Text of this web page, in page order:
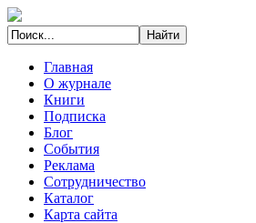
Главная
О журнале
Книги
Подписка
Блог
События
Реклама
Сотрудничество
Каталог
Карта сайта